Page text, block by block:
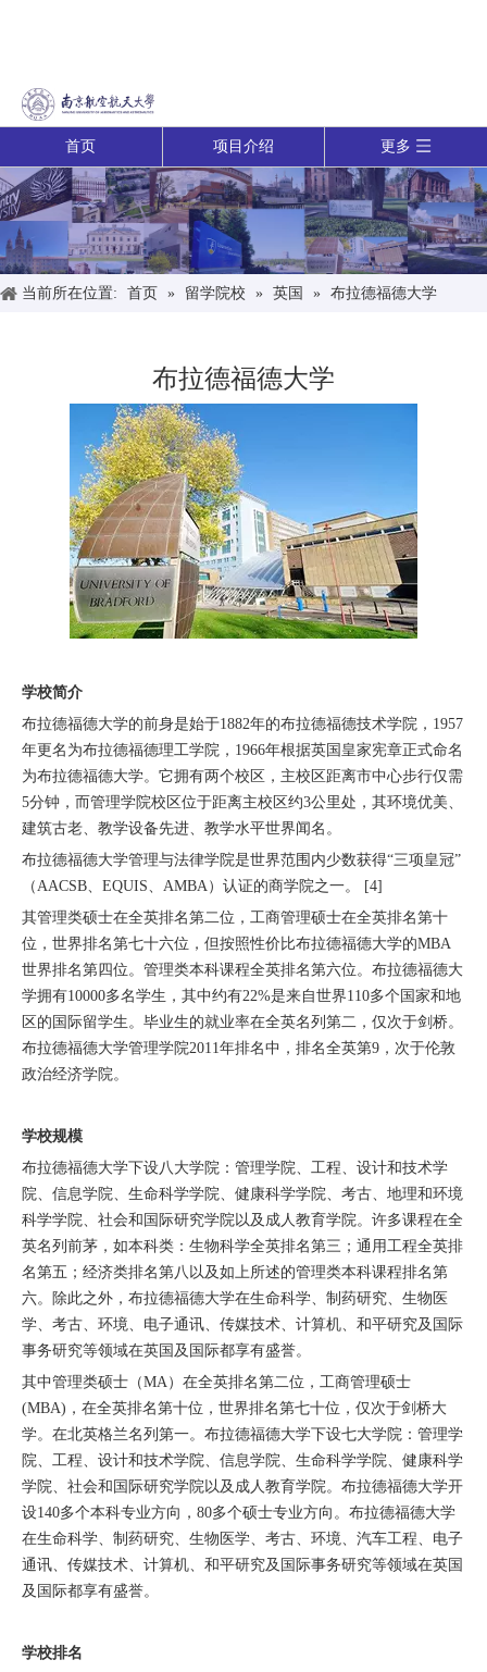
首页 项目介绍 更多
当前所在位置: 首页 » 留学院校 » 英国 » 布拉德福德大学
布拉德福德大学
学校简介
布拉德福德大学的前身是始于1882年的布拉德福德技术学院，1957
年更名为布拉德福德理工学院，1966年根据英国皇家宪章正式命名
为布拉德福德大学。它拥有两个校区，主校区距离市中心步行仅需
5分钟，而管理学院校区位于距离主校区约3公里处，其环境优美、
建筑古老、教学设备先进、教学水平世界闻名。
布拉德福德大学管理与法律学院是世界范围内少数获得“三项皇冠”
（AACSB、EQUIS、AMBA）认证的商学院之一。 [4]
其管理类硕士在全英排名第二位，工商管理硕士在全英排名第十
位，世界排名第七十六位，但按照性价比布拉德福德大学的MBA
世界排名第四位。管理类本科课程全英排名第六位。布拉德福德大
学拥有10000多名学生，其中约有22%是来自世界110多个国家和地
区的国际留学生。毕业生的就业率在全英名列第二，仅次于剑桥。
布拉德福德大学管理学院2011年排名中，排名全英第9，次于伦敦
政治经济学院。
学校规模
布拉德福德大学下设八大学院：管理学院、工程、设计和技术学
院、信息学院、生命科学学院、健康科学学院、考古、地理和环境
科学学院、社会和国际研究学院以及成人教育学院。许多课程在全
英名列前茅，如本科类：生物科学全英排名第三；通用工程全英排
名第五；经济类排名第八以及如上所述的管理类本科课程排名第
六。除此之外，布拉德福德大学在生命科学、制药研究、生物医
学、考古、环境、电子通讯、传媒技术、计算机、和平研究及国际
事务研究等领域在英国及国际都享有盛誉。
其中管理类硕士（MA）在全英排名第二位，工商管理硕士
(MBA)，在全英排名第十位，世界排名第七十位，仅次于剑桥大
学。在北英格兰名列第一。布拉德福德大学下设七大学院：管理学
院、工程、设计和技术学院、信息学院、生命科学学院、健康科学
学院、社会和国际研究学院以及成人教育学院。布拉德福德大学开
设140多个本科专业方向，80多个硕士专业方向。布拉德福德大学
在生命科学、制药研究、生物医学、考古、环境、汽车工程、电子
通讯、传媒技术、计算机、和平研究及国际事务研究等领域在英国
及国际都享有盛誉。
学校排名